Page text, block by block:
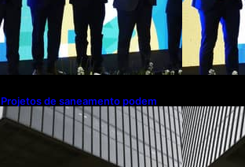
Projetos de saneamento podem
beneficiar 18 milhões de brasileiros